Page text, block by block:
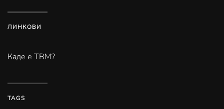
ЛИНКОВИ
Каде е ТВМ?
TAGS